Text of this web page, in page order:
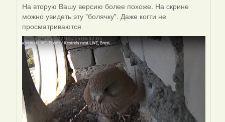
In
reply
to
by
Harrier
На вторую Вашу версию более похоже. На скрине
можно увидеть эту "болячку". Даже когти не
просматриваются